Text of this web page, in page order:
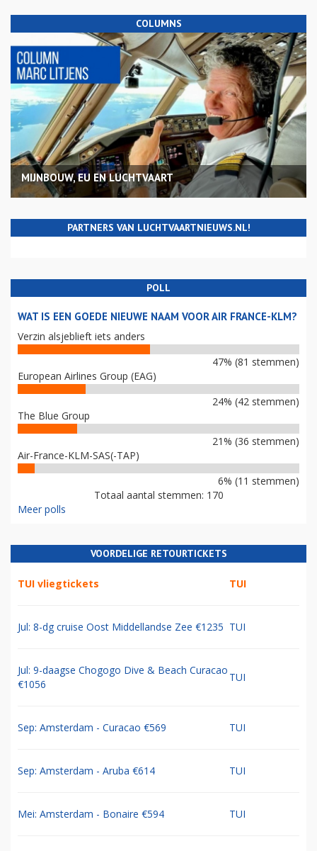
COLUMNS
MIJNBOUW, EU EN LUCHTVAART
PARTNERS VAN LUCHTVAARTNIEUWS.NL!
POLL
WAT IS EEN GOEDE NIEUWE NAAM VOOR AIR FRANCE-KLM?
Verzin alsjeblieft iets anders
47% (81 stemmen)
European Airlines Group (EAG)
24% (42 stemmen)
The Blue Group
21% (36 stemmen)
Air-France-KLM-SAS(-TAP)
6% (11 stemmen)
Totaal aantal stemmen: 170
Meer polls
VOORDELIGE RETOURTICKETS
TUI vliegtickets TUI
Jul: 8-dg cruise Oost Middellandse Zee €1235 TUI
Jul: 9-daagse Chogogo Dive & Beach Curacao
€1056
TUI
Sep: Amsterdam - Curacao €569 TUI
Sep: Amsterdam - Aruba €614 TUI
Mei: Amsterdam - Bonaire €594 TUI